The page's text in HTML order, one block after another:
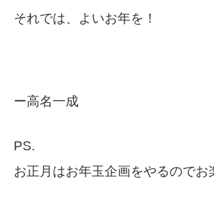
それでは、よいお年を！
ー高名一成
PS.
お正月はお年玉企画をやるのでお